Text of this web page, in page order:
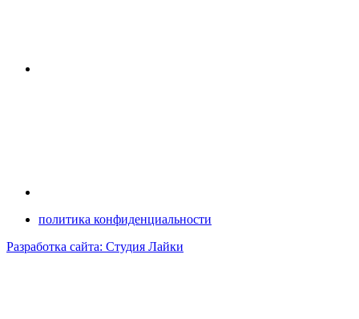
политика конфиденциальности
Разработка сайта: Студия Лайки